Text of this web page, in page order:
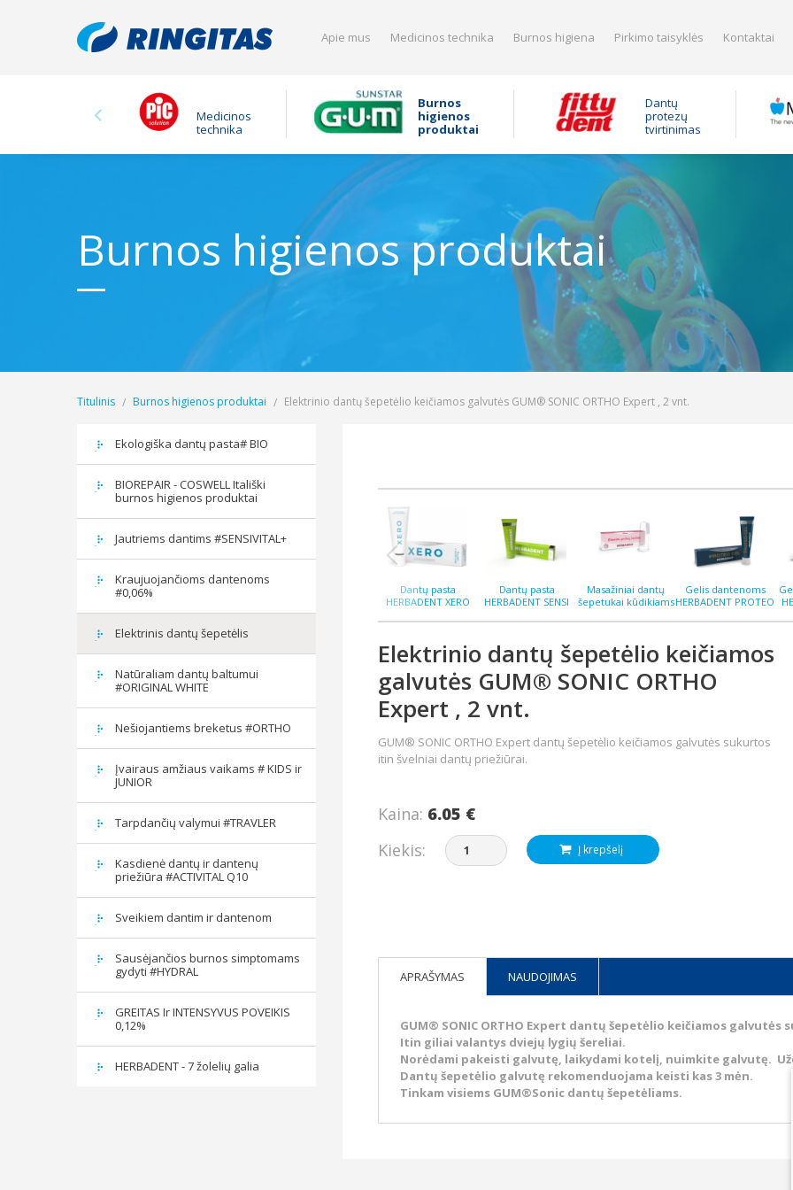
Apie mus Medicinos technika Burnos higiena Pirkimo taisyklės Kontaktai
Medicinos
technika
Burnos
higienos
produktai
Dantų
protezų
tvirtinimas
Burnos higienos produktai
Titulinis Burnos higienos produktai Elektrinio dantų šepetėlio keičiamos galvutės GUM® SONIC ORTHO Expert , 2 vnt.
Ekologiška dantų pasta# BIO
BIOREPAIR - COSWELL Itališki
burnos higienos produktai
Jautriems dantims #SENSIVITAL+
Kraujuojančioms dantenoms
#0,06%
Elektrinis dantų šepetėlis
Natūraliam dantų baltumui
#ORIGINAL WHITE
Nešiojantiems breketus #ORTHO
Įvairaus amžiaus vaikams # KIDS ir
JUNIOR
Tarpdančių valymui #TRAVLER
Kasdienė dantų ir dantenų
priežiūra #ACTIVITAL Q10
Sveikiem dantim ir dantenom
Sausėjančios burnos simptomams
gydyti #HYDRAL
GREITAS Ir INTENSYVUS POVEIKIS
0,12%
HERBADENT - 7 žolelių galia
Dantų pasta
HERBADENT XERO
g
Dantų pasta
HERBADENT SENSI
hidroksiapatitu 75 g
Masažiniai dantų
šepetukai kūdikiams
Gelis dantenoms
HERBADENT PROTEO
Elektrinio dantų šepetėlio keičiamos
galvutės GUM® SONIC ORTHO
Expert , 2 vnt.
GUM® SONIC ORTHO Expert dantų šepetėlio keičiamos galvutės sukurtos
itin švelniai dantų priežiūrai.
Kaina: 6.05 €
Kiekis:
Į krepšelį
APRAŠYMAS NAUDOJIMAS
GUM® SONIC ORTHO Expert dantų šepetėlio keičiamos
Itin giliai valantys dviejų lygių šereliai.
Norėdami pakeisti galvutę, laikydami kotelį, nuimkite galvutę.
Dantų šepetėlio galvutę rekomenduojama keisti kas 3 mėn.
Tinkam visiems GUM®Sonic dantų šepetėliams.